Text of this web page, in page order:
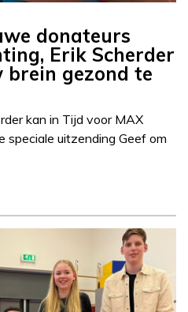
donateurs
Erik Scherder
gezond te
kan in Tijd voor MAX
speciale uitzending Geef om